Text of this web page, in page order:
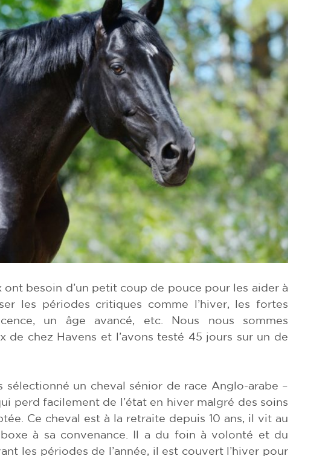
ont besoin d’un petit coup de pouce pour les aider à
les périodes critiques comme l’hiver, les fortes
un âge avancé, etc. Nous nous sommes
de chez Havens et l’avons testé 45 jours sur un de
sélectionné un cheval sénior de race Anglo-arabe –
perd facilement de l’état en hiver malgré des soins
Ce cheval est à la retraite depuis 10 ans, il vit au
à sa convenance. Il a du foin à volonté et du
les périodes de l’année, il est couvert l’hiver pour